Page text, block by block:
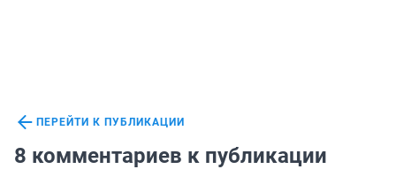
ПЕРЕЙТИ К ПУБЛИКАЦИИ
8 комментариев к публикации